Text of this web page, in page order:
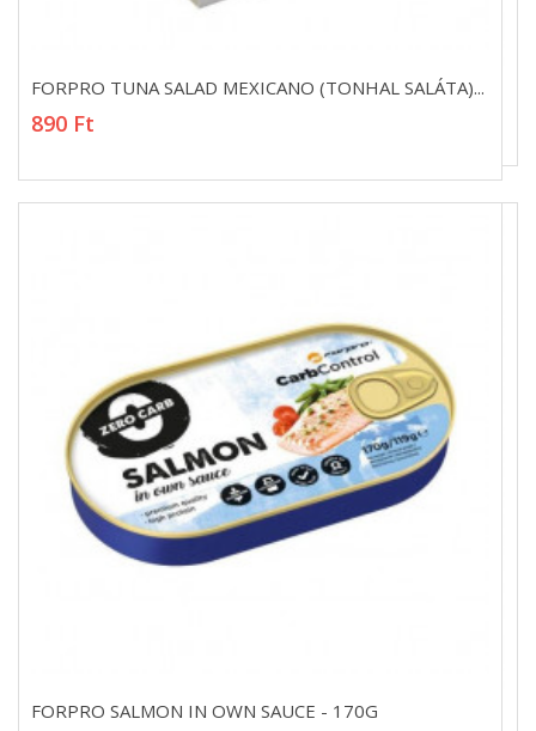
FORPRO TUNA SALAD MEXICANO (TONHAL SALÁTA)...
890 Ft
FORPRO TUNA SALAD MEXICANO (TONHAL SALÁTA)...
890 Ft
FORPRO SALMON IN OWN SAUCE - 170G